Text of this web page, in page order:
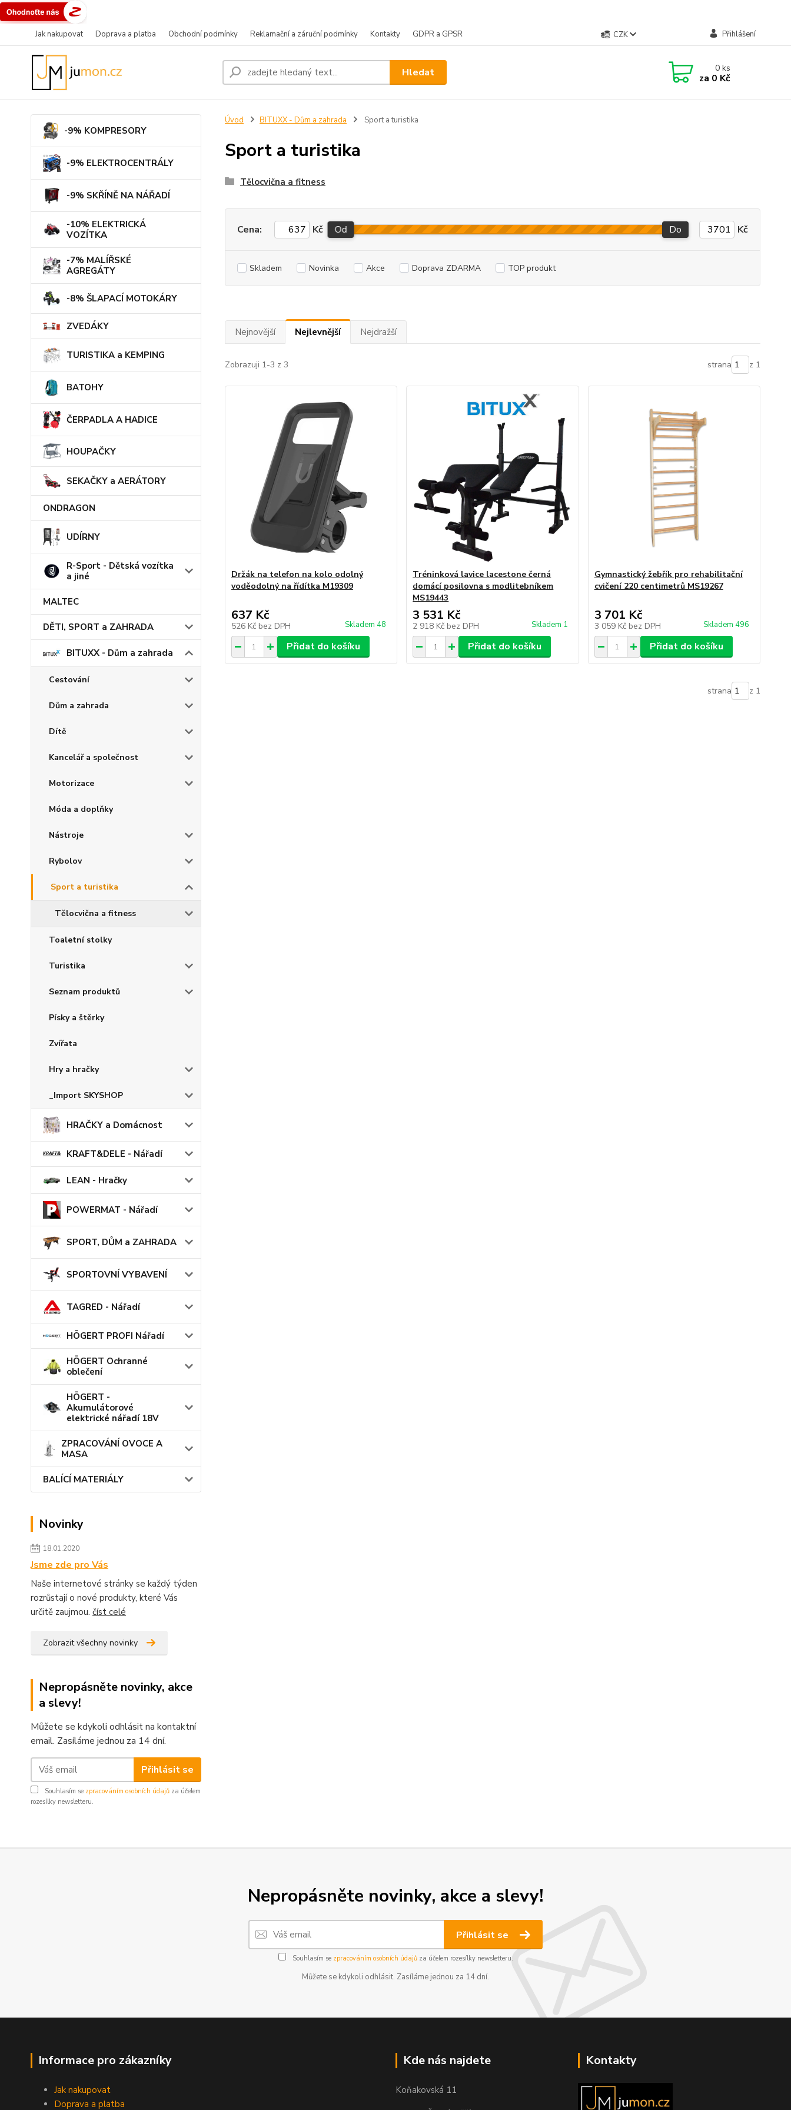
Jak nakupovat Doprava a platba Obchodní podmínky Reklamační a záruční podmínky Kontakty GDPR a GPSR CZK Přihlášení
Hledat 0ks
za 0 Kč
-9% KOMPRESORY
-9% ELEKTROCENTRÁLY
-9% SKŘÍNĚ NA NÁŘADÍ
-10% ELEKTRICKÁ
VOZÍTKA
-7% MALÍŘSKÉ
AGREGÁTY
-8% ŠLAPACÍ MOTOKÁRY
ZVEDÁKY
TURISTIKA a KEMPING
BATOHY
ČERPADLA A HADICE
HOUPAČKY
SEKAČKY a AERÁTORY
ONDRAGON
UDÍRNY
R-Sport - Dětská vozítka
a jiné
MALTEC
DĚTI, SPORT a ZAHRADA
BITUXX - Dům a zahrada
Cestování
Dům a zahrada
Dítě
Kancelář a společnost
Motorizace
Móda a doplňky
Nástroje
Rybolov
Sport a turistika
Tělocvična a fitness
Toaletní stolky
Turistika
Seznam produktů
Písky a štěrky
Zvířata
Hry a hračky
_Import SKYSHOP
HRAČKY a Domácnost
KRAFT&DELE - Nářadí
LEAN - Hračky
POWERMAT - Nářadí
SPORT, DŮM a ZAHRADA
SPORTOVNÍ VYBAVENÍ
TAGRED - Nářadí
HÖGERT PROFI Nářadí
HÖGERT Ochranné
oblečení
HÖGERT -
Akumulátorové
elektrické nářadí 18V
ZPRACOVÁNÍ OVOCE A
MASA
BALÍCÍ MATERIÁLY
Novinky
18.01.2020
Jsme zde pro Vás
Naše internetové stránky se každý týden
rozrůstají o nové produkty, které Vás
určitě zaujmou. číst celé
Zobrazit všechny novinky
Nepropásněte novinky, akce
a slevy!
Můžete se kdykoli odhlásit na kontaktní
email. Zasíláme jednou za 14 dní.
Přihlásit se
Souhlasím se zpracováním osobních údajů za účelem
rozesílky newsletteru.
Úvod BITUXX - Dům a zahrada Sport a turistika
Sport a turistika
Tělocvična a fitness
Cena: Kč Od Do Kč
Skladem Novinka Akce Doprava ZDARMA TOP produkt
Nejnovější Nejlevnější Nejdražší
Zobrazuji 1-3 z 3 strana z 1
Držák na telefon na kolo odolný
voděodolný na řídítka M19309
637 Kč
526 Kč bez DPH Skladem 48
Přidat do košíku
Tréninková lavice lacestone černá
domácí posilovna s modlitebníkem
MS19443
3 531 Kč
2 918 Kč bez DPH Skladem 1
Přidat do košíku
Gymnastický žebřík pro rehabilitační
cvičení 220 centimetrů MS19267
3 701 Kč
3 059 Kč bez DPH Skladem 496
Přidat do košíku
strana z 1
Nepropásněte novinky, akce a slevy!
Přihlásit se
Souhlasím se zpracováním osobních údajůza účelem rozesílky newsletteru.
Můžete se kdykoli odhlásit. Zasíláme jednou za 14 dní.
Informace pro zákazníky
Jak nakupovat
Doprava a platba
Kde nás najdete
Koňakovská 11
Kontakty